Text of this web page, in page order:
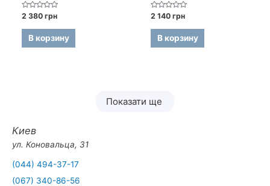
Оценка
из
2 380грн
В корзину
Оценка
из
2 140грн
В корзину
Показати ще
Киев
ул. Коновальца, 31
(044) 494-37-17
(067) 340-86-56